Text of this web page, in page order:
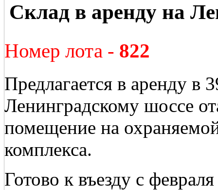
Склад в аренду на
Номер лота - 822
Предлагается в аренду
Ленинградскому шоссе
помещение на
комплекса.
Готово к въезду с